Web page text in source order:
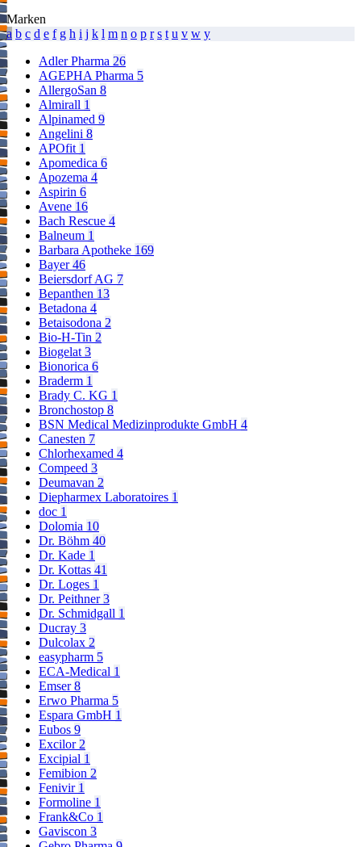
Marken
a b c d e f g h i j k l m n o p r s t u v w y
Adler Pharma 26
AGEPHA Pharma 5
AllergoSan 8
Almirall 1
Alpinamed 9
Angelini 8
APOfit 1
Apomedica 6
Apozema 4
Aspirin 6
Avene 16
Bach Rescue 4
Balneum 1
Barbara Apotheke 169
Bayer46
Beiersdorf AG 7
Bepanthen 13
Betadona 4
Betaisodona 2
Bio-H-Tin 2
Biogelat3
Bionorica 6
Braderm 1
Brady C. KG 1
Bronchostop 8
BSN Medical Medizinprodukte GmbH 4
Canesten 7
Chlorhexamed 4
Compeed 3
Deumavan 2
Diepharmex Laboratoires 1
doc 1
Dolomia 10
Dr. Böhm 40
Dr. Kade 1
Dr. Kottas 41
Dr. Loges 1
Dr. Peithner3
Dr. Schmidgall 1
Ducray 3
Dulcolax 2
easypharm 5
ECA-Medical 1
Emser8
Erwo Pharma 5
Espara GmbH 1
Eubos 9
Excilor2
Excipial 1
Femibion 2
Fenivir 1
Formoline 1
Frank&Co 1
Gaviscon 3